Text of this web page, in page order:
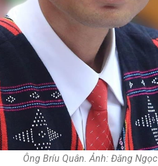
Ông Bríu Quân. Ảnh: Đăng Ngọc